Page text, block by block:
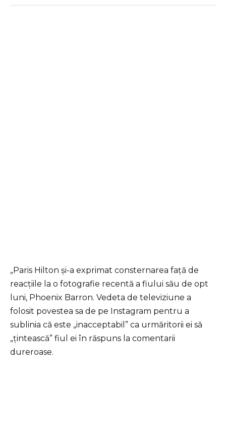
„Paris Hilton și-a exprimat consternarea față de
reacțiile la o fotografie recentă a fiului său de opt
luni, Phoenix Barron. Vedeta de televiziune a
folosit povestea sa de pe Instagram pentru a
sublinia că este „inacceptabil” ca urmăritorii ei să
„țintească” fiul ei în răspuns la comentarii
dureroase.